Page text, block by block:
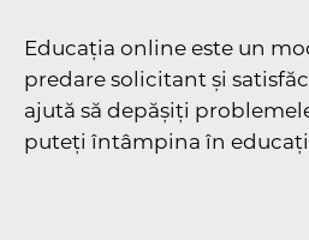
Educația online este un
predare solicitant și
ajută să depășiți
puteți întâmpina în